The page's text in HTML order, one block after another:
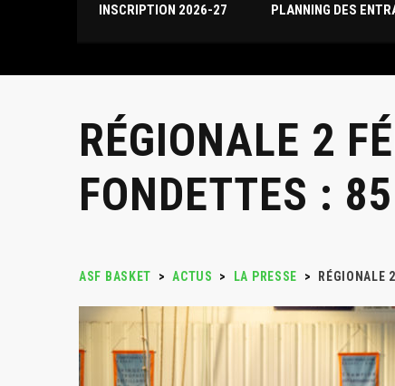
INSCRIPTION 2026-27 PLANNING DES
RÉGIONALE 2
FONDETTES : 85
ASF BASKET > ACTUS > LA PRESSE > RÉGIONALE